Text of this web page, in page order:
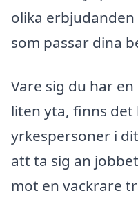
olika
som passar dina
Vare sig du har
liten yta, finns det
yrkespersoner i
att ta sig an
mot en vackrare